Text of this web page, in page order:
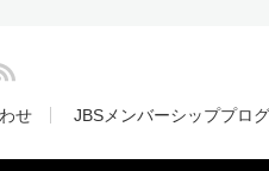
せ JBSメンバーシッププロ